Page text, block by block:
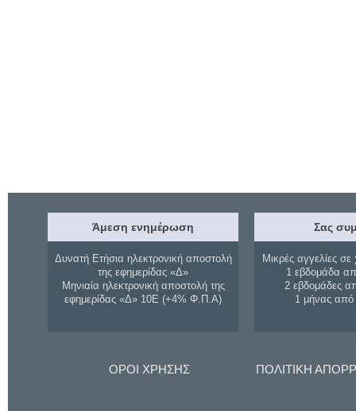
Άμεση ενημέρωση
Δυνατή Ετήσια ηλεκτρονική αποστολή
της εφημερίδας «Δ»
Μηνιαία ηλεκτρονική αποστολή της
εφημερίδας «Δ» 10Ε (+4% Φ.Π.Α)
Σας
Μικρές αγγελίες σε
1 εβδομάδα
2 εβδομάδες
1 μήνας
ΟΡΟΙ ΧΡΗΣΗΣ ΠΟΛΙΤΙΚΗ